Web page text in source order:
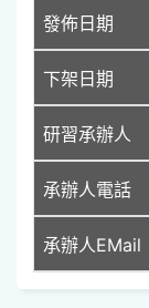
發佈日期
下架日期
研習承辦人
承辦人電話
承辦人EMail